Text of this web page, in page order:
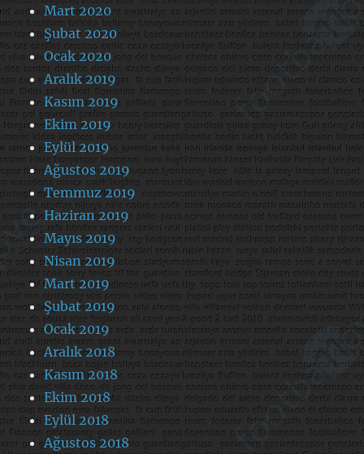
Mart 2020
Şubat 2020
Ocak 2020
Aralık 2019
Kasım 2019
Ekim 2019
Eylül 2019
Ağustos 2019
Temmuz 2019
Haziran 2019
Mayıs 2019
Nisan 2019
Mart 2019
Şubat 2019
Ocak 2019
Aralık 2018
Kasım 2018
Ekim 2018
Eylül 2018
Ağustos 2018